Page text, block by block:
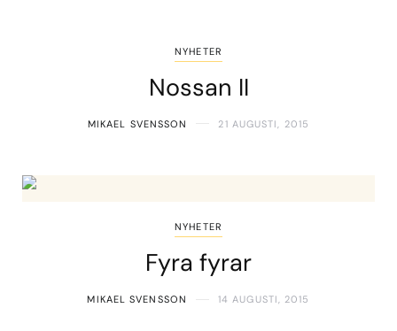
NYHETER
Nossan II
MIKAEL SVENSSON 21 AUGUSTI, 2015
NYHETER
Fyra fyrar
MIKAEL SVENSSON 14 AUGUSTI, 2015